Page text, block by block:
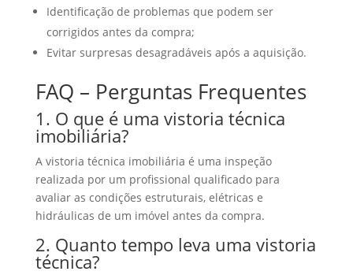
Identificação de problemas que podem ser
corrigidos antes da compra;
Evitar surpresas desagradáveis após a aquisição.
FAQ – Perguntas Frequentes
1. O que é uma vistoria técnica
imobiliária?
A vistoria técnica imobiliária é uma inspeção
realizada por um profissional qualificado para
avaliar as condições estruturais, elétricas e
hidráulicas de um imóvel antes da compra.
2. Quanto tempo leva uma vistoria
técnica?